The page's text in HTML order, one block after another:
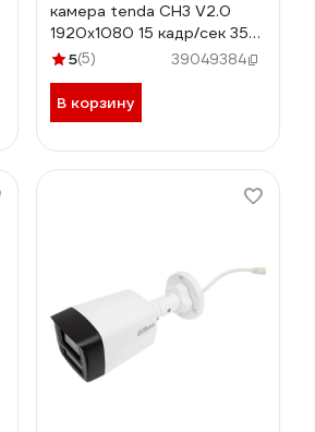
камера tenda CH3 V2.0
1920x1080 15 кадр/сек 355°
по горизонтали 90° по
съемка до 30 м датчик
движения IP65 от -30° до
5(5) 39049384
В корзину